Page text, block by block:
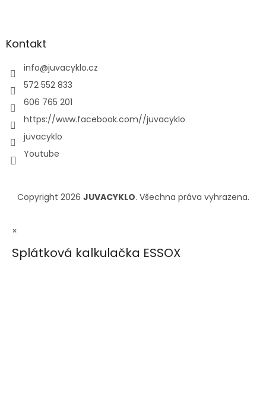
Kontakt
info@juvacyklo.cz
572 552 833
606 765 201
https://www.facebook.com//juvacyklo
juvacyklo
Youtube
Copyright 2026 JUVACYKLO. Všechna práva vyhrazena.
×
Splátková kalkulačka ESSOX